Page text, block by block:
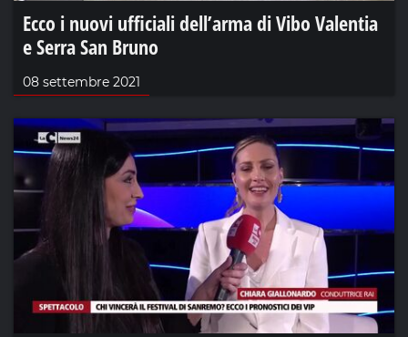
Ecco i nuovi ufficiali dell’arma di Vibo Valentia
e Serra San Bruno
08 settembre 2021